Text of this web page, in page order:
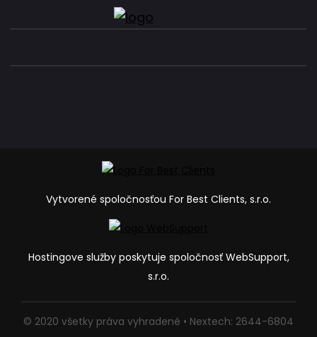
Vytvorené spoločnosťou For Best Clients, s.r.o.
Hostingove služby poskytuje spoločnosť WebSupport,
s.r.o.
© 2020 všetky práva vyhradené • Nextech: 2644-6804